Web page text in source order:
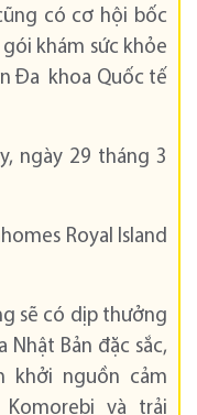
có cơ hội bốc
khám sức khỏe
Đa khoa Quốc tế
29 tháng 3
Royal Island
sẽ có dịp thưởng
Bản đặc sắc,
khởi nguồn cảm
và trải